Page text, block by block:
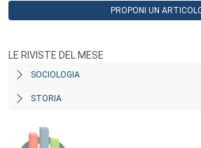
PROPONI UN
LE RIVISTE DEL MESE
SOCIOLOGIA
STORIA